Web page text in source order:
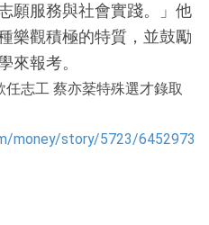
願服務與社會實踐。」他
樂觀積極的特質，並鼓勵
來報考。
志工 蔡亦棻特殊選才錄取
money/story/5723/6452973